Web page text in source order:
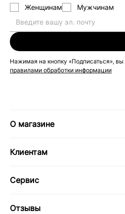
Женщинам Мужчинам
Нажимая на кнопку «Подписаться», вы
правилами обработки информации
О магазине
Клиентам
Сервис
Отзывы